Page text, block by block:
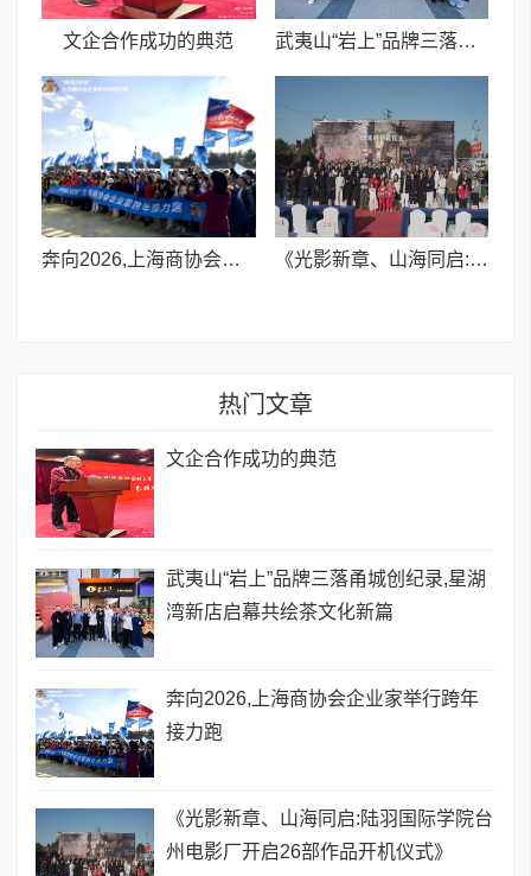
文企合作成功的典范 武夷山“岩上”品牌三落甬城创纪录,星湖湾新店启幕共绘茶文化新篇
奔向2026,上海商协会企业家举行跨年接力跑 《光影新章、山海同启:陆羽国际学院台州电影厂开启26部作品开机仪式》
热门文章
文企合作成功的典范
武夷山“岩上”品牌三落甬城创纪录,星湖
湾新店启幕共绘茶文化新篇
奔向2026,上海商协会企业家举行跨年
接力跑
《光影新章、山海同启:陆羽国际学院台
州电影厂开启26部作品开机仪式》